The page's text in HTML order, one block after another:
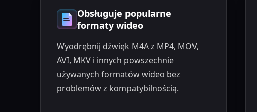
Obsługuje popularne
formaty wideo
Wyodrębnij dźwięk M4A z MP4, MOV,
AVI, MKV i innych powszechnie
używanych formatów wideo bez
problemów z kompatybilnością.